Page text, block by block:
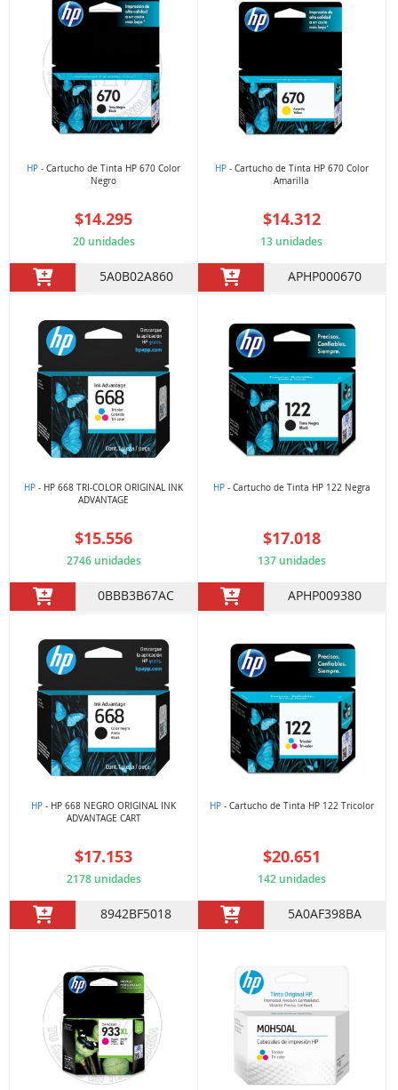
HP - Cartucho de Tinta HP 670 Color
Negro
$14.295
20 unidades
5A0B02A860
HP- Cartucho de Tinta HP 670 Color
Amarilla
$14.312
13 unidades
APHP000670
HP - HP 668 TRI-COLOR ORIGINAL INK
ADVANTAGE
$15.556
2746 unidades
0BBB3B67AC
HP- Cartucho de Tinta HP 122 Negra
$17.018
137 unidades
APHP009380
HP - HP 668 NEGRO ORIGINAL INK
ADVANTAGE CART
$17.153
2178 unidades
8942BF5018
HP- Cartucho de Tinta HP 122 Tricolor
$20.651
142 unidades
5A0AF398BA